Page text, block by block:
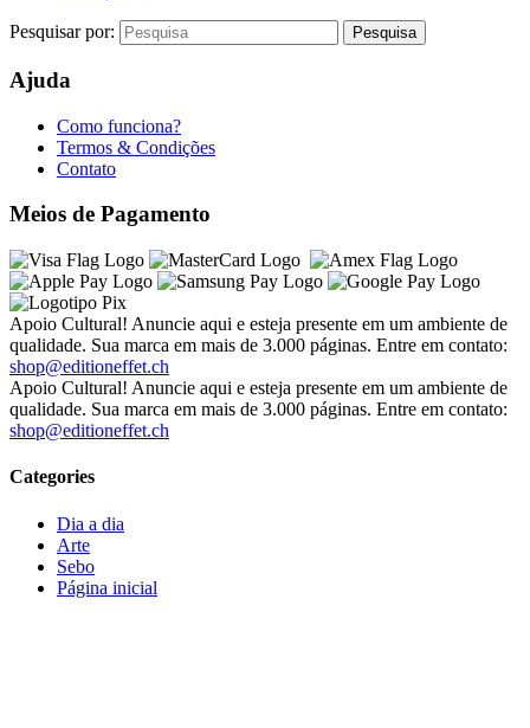
Pesquisar por:
Ajuda
Como funciona?
Termos & Condições
Contato
Meios de Pagamento
Apoio Cultural! Anuncie aqui e esteja presente em um ambiente de
qualidade. Sua marca em mais de 3.000 páginas. Entre em contato:
shop@editioneffet.ch
Apoio Cultural! Anuncie aqui e esteja presente em um ambiente de
qualidade. Sua marca em mais de 3.000 páginas. Entre em contato:
shop@editioneffet.ch
Categories
Dia a dia
Arte
Sebo
Página inicial